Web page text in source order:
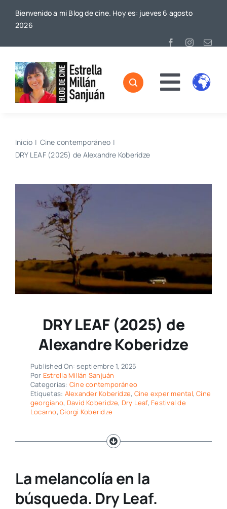
Bienvenido a mi Blog de cine. Hoy es: jueves 6 agosto
2026
Inicio
Cine contemporáneo
DRY LEAF (2025) de Alexandre Koberidze
DRY LEAF (2025) de
Alexandre Koberidze
Published On: septiembre 1, 2025
Por Estrella Millán Sanjuán
Categorías: Cine contemporáneo
Etiquetas: Alexander Koberidze, Cine experimental,Cine
georgiano, David Koberidze, Dry Leaf, Festival de
Locarno,Giorgi Koberidze
La melancolía en la
búsqueda. Dry Leaf.